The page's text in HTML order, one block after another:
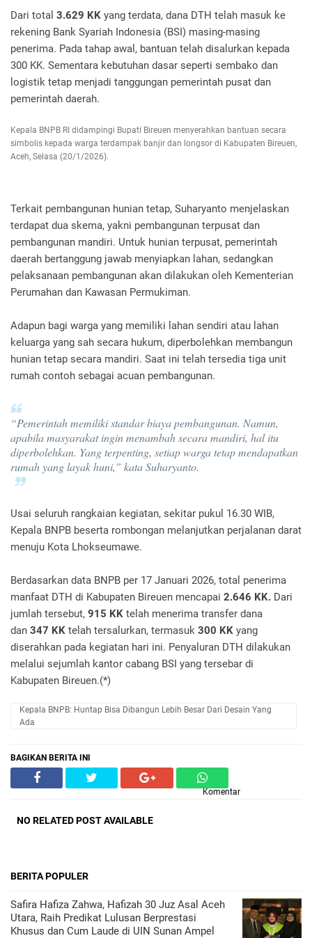
Dari total 3.629 KK yang terdata, dana DTH telah masuk ke
rekening Bank Syariah Indonesia (BSI) masing-masing
penerima. Pada tahap awal, bantuan telah disalurkan kepada
300 KK. Sementara kebutuhan dasar seperti sembako dan
logistik tetap menjadi tanggungan pemerintah pusat dan
pemerintah daerah.
Kepala BNPB RI didampingi Bupati Bireuen menyerahkan bantuan secara
simbolis kepada warga terdampak banjir dan longsor di Kabupaten Bireuen,
Aceh, Selasa (20/1/2026).
Terkait pembangunan hunian tetap, Suharyanto menjelaskan
terdapat dua skema, yakni pembangunan terpusat dan
pembangunan mandiri. Untuk hunian terpusat, pemerintah
daerah bertanggung jawab menyiapkan lahan, sedangkan
pelaksanaan pembangunan akan dilakukan oleh Kementerian
Perumahan dan Kawasan Permukiman.
Adapun bagi warga yang memiliki lahan sendiri atau lahan
keluarga yang sah secara hukum, diperbolehkan membangun
hunian tetap secara mandiri. Saat ini telah tersedia tiga unit
rumah contoh sebagai acuan pembangunan.
“Pemerintah memiliki standar biaya pembangunan. Namun,
apabila masyarakat ingin menambah secara mandiri, hal itu
diperbolehkan. Yang terpenting, setiap warga tetap mendapatkan
rumah yang layak huni,” kata Suharyanto.
Usai seluruh rangkaian kegiatan, sekitar pukul 16.30 WIB,
Kepala BNPB beserta rombongan melanjutkan perjalanan darat
menuju Kota Lhokseumawe.
Berdasarkan data BNPB per 17 Januari 2026, total penerima
manfaat DTH di Kabupaten Bireuen mencapai 2.646 KK. Dari
jumlah tersebut, 915 KK telah menerima transfer dana
dan 347 KK telah tersalurkan, termasuk 300 KK yang
diserahkan pada kegiatan hari ini. Penyaluran DTH dilakukan
melalui sejumlah kantor cabang BSI yang tersebar di
Kabupaten Bireuen.(*)
Kepala BNPB: Huntap Bisa Dibangun Lebih Besar Dari Desain Yang
Ada
BAGIKAN BERITA INI
Komentar
NO RELATED POST AVAILABLE
BERITA POPULER
Safira Hafiza Zahwa, Hafizah 30 Juz Asal Aceh
Utara, Raih Predikat Lulusan Berprestasi
Khusus dan Cum Laude di UIN Sunan Ampel